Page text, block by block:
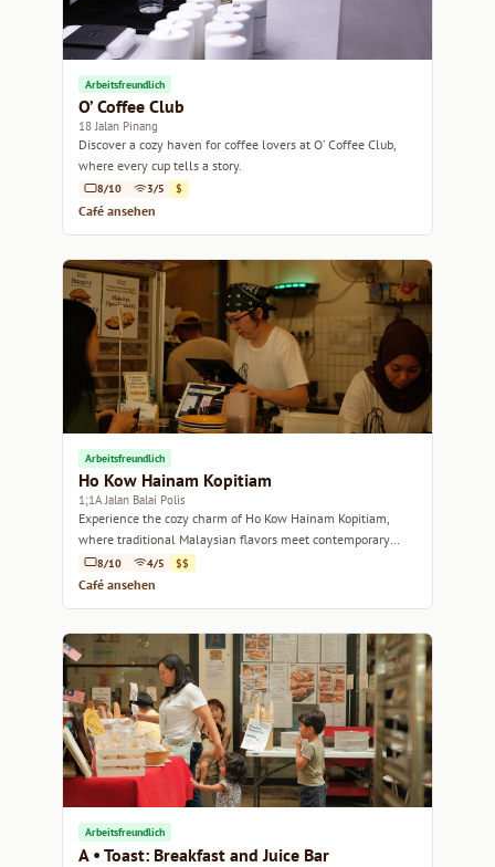
Arbeitsfreundlich
O’ Coffee Club
18 Jalan Pinang
Discover a cozy haven for coffee lovers at O’ Coffee Club,
where every cup tells a story.
8/10 3/5 $
Café ansehen
Arbeitsfreundlich
Ho Kow Hainam Kopitiam
1;1A Jalan Balai Polis
Experience the cozy charm of Ho Kow Hainam Kopitiam,
where traditional Malaysian flavors meet contemporary
coffee culture.
8/10 4/5 $$
Café ansehen
Arbeitsfreundlich
A • Toast: Breakfast and Juice Bar